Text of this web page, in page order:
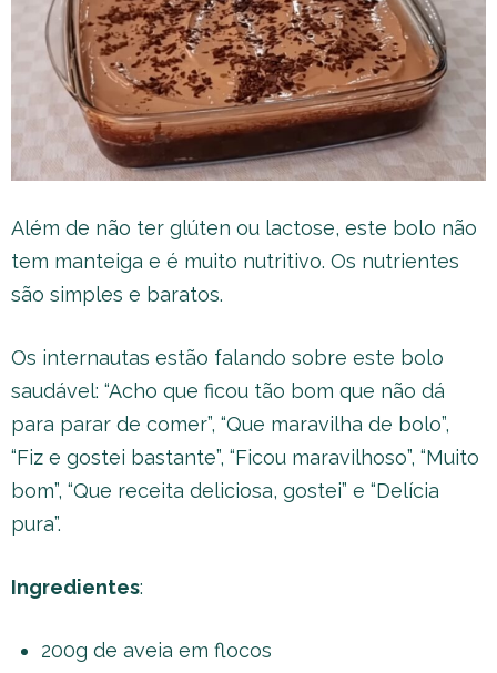
Além de não ter glúten ou lactose, este bolo não
tem manteiga e é muito nutritivo. Os nutrientes
são simples e baratos.
Os internautas estão falando sobre este bolo
saudável: “Acho que ficou tão bom que não dá
para parar de comer”, “Que maravilha de bolo”,
“Fiz e gostei bastante”, “Ficou maravilhoso”, “Muito
bom”, “Que receita deliciosa, gostei” e “Delícia
pura”.
Ingredientes:
200g de aveia em flocos